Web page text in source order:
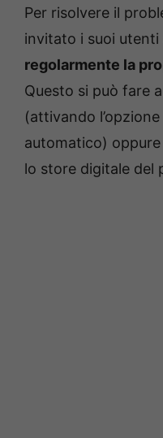
Per risolvere il
invitato i suoi utenti
regolarmente la
Questo si può fare
(attivando
automatico)
lo store digitale del